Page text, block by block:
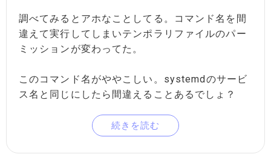
調べてみるとアホなことしてる。コマンド名を間
違えて実行してしまいテンポラリファイルのパー
ミッションが変わってた。
このコマンド名がややこしい。systemdのサービ
ス名と同じにしたら間違えることあるでしょ？
続きを読む